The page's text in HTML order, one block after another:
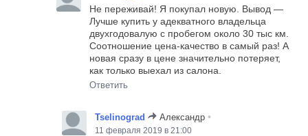
Не переживай! Я покупал новую. Вывод —
Лучше купить у адекватного владельца
двухгодовалую с пробегом около 30 тыс км.
Соотношение цена-качество в самый раз! А
новая сразу в цене значительно потеряет,
как только выехал из салона.
Ответить
Tselinograd Александр •
11 февраля 2019 в 21:00